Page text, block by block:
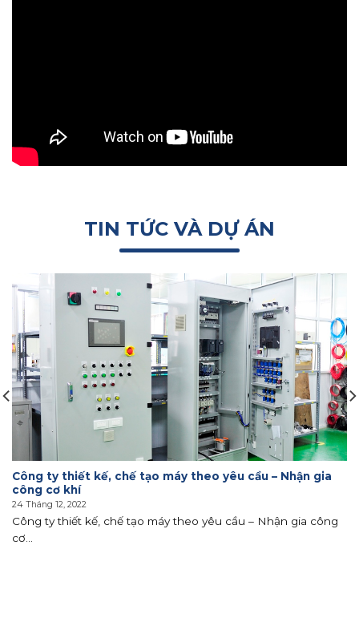
TIN TỨC VÀ DỰ ÁN
Công ty thiết kế, chế tạo máy theo yêu cầu – Nhận gia
công cơ khí
24 Tháng 12, 2022
Công ty thiết kế, chế tạo máy theo yêu cầu – Nhận gia công
cơ...